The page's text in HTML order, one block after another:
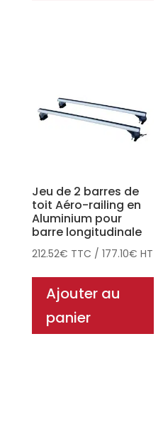
Jeu de 2 barres de
toit Aéro-railing en
Aluminium pour
barre longitudinale
212.52€ TTC / 177.10€ HT
Ajouter au
panier